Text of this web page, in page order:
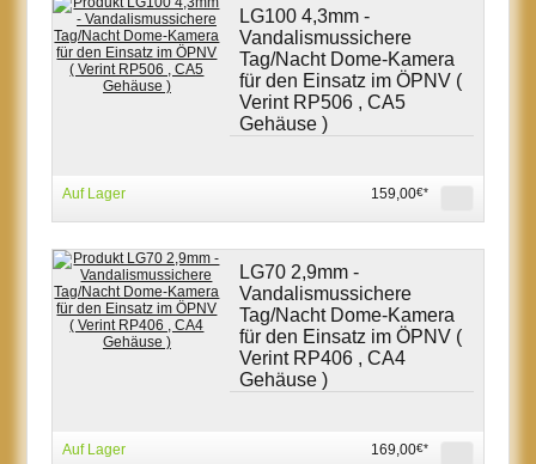
LG100 4,3mm -
Vandalismussichere
Tag/Nacht Dome-Kamera
für den Einsatz im ÖPNV (
Verint RP506 , CA5
Gehäuse )
Auf Lager 159,00€*
LG70 2,9mm -
Vandalismussichere
Tag/Nacht Dome-Kamera
für den Einsatz im ÖPNV (
Verint RP406 , CA4
Gehäuse )
Auf Lager 169,00€*